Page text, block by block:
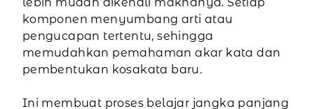
lebih mudah dikenali maknanya. Setiap
komponen menyumbang arti atau
pengucapan tertentu, sehingga
memudahkan pemahaman akar kata dan
pembentukan kosakata baru.
Ini membuat proses belajar jangka panjang